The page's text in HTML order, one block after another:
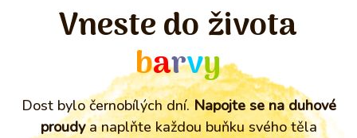
Vneste do života
barvy
Dost bylo černobílých dní.Napojte se na duhové
proudya naplňte každou buňku svého těla